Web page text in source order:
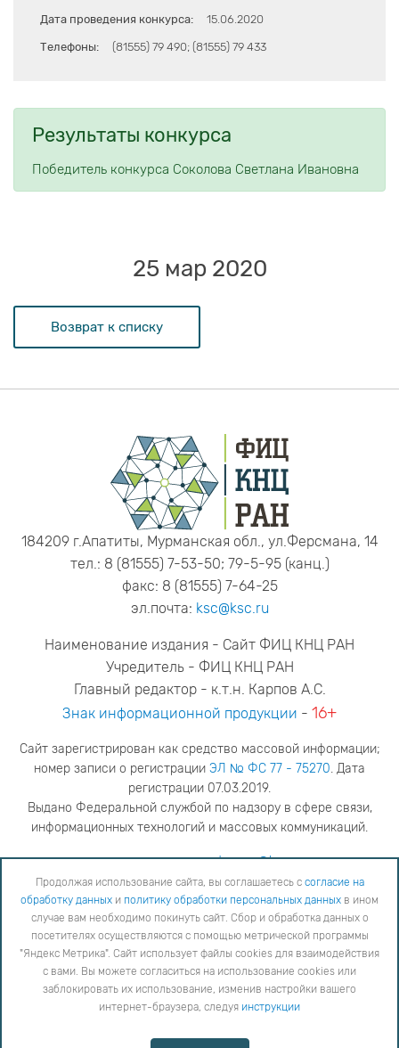
Дата проведения конкурса: 15.06.2020
Телефоны: (81555) 79 490; (81555) 79 433
Результаты конкурса
Победитель конкурса Соколова Светлана Ивановна
Возврат к списку
25 мар 2020
184209 г.Апатиты, Мурманская обл., ул.Ферсмана, 14
тел.: 8 (81555) 7-53-50; 79-5-95 (канц.)
факс: 8 (81555) 7-64-25
эл.почта: ksc@ksc.ru
Наименование издания - Сайт ФИЦ КНЦ РАН
Учредитель - ФИЦ КНЦ РАН
Главный редактор - к.т.н. Карпов А.С.
Знак информационной продукции - 16+
Сайт зарегистрирован как средство массовой информации;
номер записи о регистрации ЭЛ № ФС 77 - 75270. Дата
регистрации 07.03.2019.
Выдано Федеральной службой по надзору в сфере связи,
информационных технологий и массовых коммуникаций.
адрес редакцииya.stogova@ksc.ru
телефон редакции81555-79-516
Продолжая использование сайта, вы соглашаетесь с согласие на обработку данных
обработки персональных данных
в ином случае вам необходимо покинуть сайт. Сбор и обработка
данных о посетителях осуществляются с помощью метрической программы "Яндекс Метрика".
Сайт использует файлы cookies для взаимодействия с вами. Вы можете согласиться на
использование cookies или заблокировать их использование, изменив настройки вашего интернет-
Продолжая использование сайта, вы соглашаетесь с согласие на
обработку данных и политику обработки персональных данных в ином
случае вам необходимо покинуть сайт. Сбор и обработка данных о
посетителях осуществляются с помощью метрической программы
"Яндекс Метрика". Сайт использует файлы cookies для взаимодействия
с вами. Вы можете согласиться на использование cookies или
заблокировать их использование, изменив настройки вашего
интернет-браузера, следуя инструкции